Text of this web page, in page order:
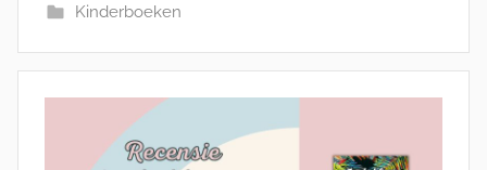
Kinderboeken